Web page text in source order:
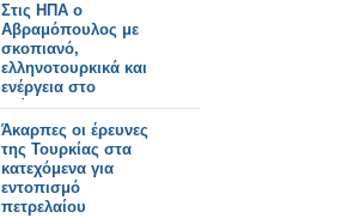
Στις ΗΠΑ ο
Αβραμόπουλος με
σκοπιανό,
ελληνοτουρκικά και
ενέργεια στο
επίκεντρο των
επαφών
Άκαρπες οι έρευνες
της Τουρκίας στα
κατεχόμενα για
εντοπισμό
πετρελαίου